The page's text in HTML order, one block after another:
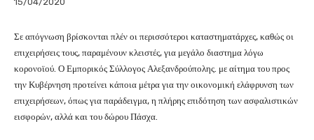
Σε απόγνωση βρίσκονται πλέν οι περισσότεροι καταστηματάρχες, καθώς οι
επιχειρήσεις τους, παραμένουν κλειστές, για μεγάλο διαστημα λόγω
κορονοϊού. Ο Εμπορικός Σύλλογος Αλεξανδρούπολης. με αίτημα του προς
την Κυβέρνηση προτείνει κάποια μέτρα για την οικονομική ελάφρυνση των
επιχειρήσεων, όπως για παράδειγμα, η πλήρης επιδότηση των ασφαλιστικών
εισφορών, αλλά και του δώρου Πάσχα.